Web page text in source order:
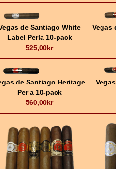
de Santiago White
Label Perla 10-pack
525,00kr
Vegas
de Santiago Heritage
Perla 10-pack
560,00kr